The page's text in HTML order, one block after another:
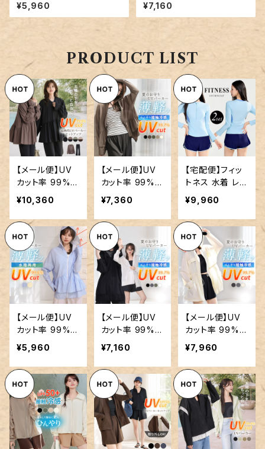
¥5,960 ¥7,160
PRODUCT LIST
【メール便】UV
カット率 99%以
上 UVパーカー
ラッシュガード
レディース キャ
ンディスリーブ
ペプラムフリル
速乾 2点セット
／rashguard10
3
¥10,360
【メール便】UV
カット率 99%以
上 UVパーカー
ラッシュガード
レディース ペプ
ラムフリル 接触
冷感 薄い 軽い
／rashguard10
¥7,360
【宅配便】フィッ
トネス 水着 レデ
ィース セパレー
ト 大きいサイズ
／hys3365
¥9,960
【メール便】UV
カット率 99%以
上 UVパーカー
ラッシュガード
レディース ペプ
ラムフリル 薄い
軽い／rashgua
rd102
¥5,960
【メール便】UV
カット率 99%以
上 UVパーカー
ラッシュガード
レディース 接触
冷感 体型カバー
薄い 軽い／ras
hguard100
¥7,160
【メール便】UV
カット率 99%以
上 UVパーカー
ラッシュガード
レディース 接触
冷感 スタンドネ
ック 薄い 軽い
／rashguard0
99
¥7,960